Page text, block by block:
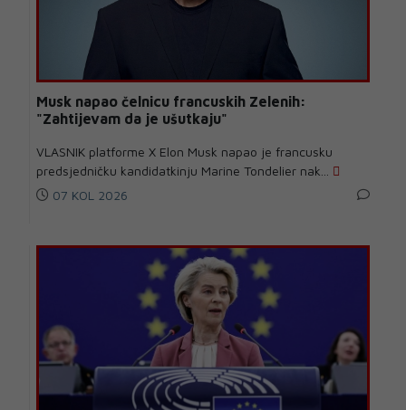
Musk napao čelnicu francuskih Zelenih:
"Zahtijevam da je ušutkaju"
VLASNIK platforme X Elon Musk napao je francusku
predsjedničku kandidatkinju Marine Tondelier nak...
07 KOL 2026